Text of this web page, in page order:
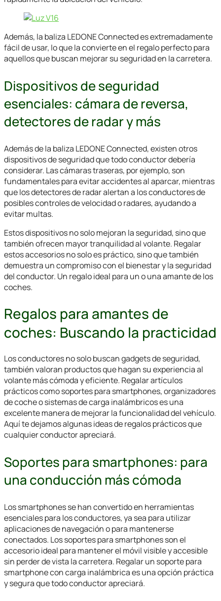
Además, la baliza LEDONE Connected es extremadamente
fácil de usar, lo que la convierte en el regalo perfecto para
aquellos que buscan mejorar su seguridad en la carretera.
Dispositivos de seguridad
esenciales: cámara de reversa,
detectores de radar y más
Además de la baliza LEDONE Connected, existen otros
dispositivos de seguridad que todo conductor debería
considerar. Las cámaras traseras, por ejemplo, son
fundamentales para evitar accidentes al aparcar, mientras
que los detectores de radar alertan a los conductores de
posibles controles de velocidad o radares, ayudando a
evitar multas.
Estos dispositivos no solo mejoran la seguridad, sino que
también ofrecen mayor tranquilidad al volante. Regalar
estos accesorios no solo es práctico, sino que también
demuestra un compromiso con el bienestar y la seguridad
del conductor. Un regalo ideal para un o una amante de los
coches.
Regalos para amantes de
coches: Buscando la practicidad
Los conductores no solo buscan gadgets de seguridad,
también valoran productos que hagan su experiencia al
volante más cómoda y eficiente. Regalar artículos
prácticos como soportes para smartphones, organizadores
de coche o sistemas de carga inalámbricos es una
excelente manera de mejorar la funcionalidad del vehículo.
Aquí te dejamos algunas ideas de regalos prácticos que
cualquier conductor apreciará.
Soportes para smartphones: para
una conducción más cómoda
Los smartphones se han convertido en herramientas
esenciales para los conductores, ya sea para utilizar
aplicaciones de navegación o para mantenerse
conectados. Los soportes para smartphones son el
accesorio ideal para mantener el móvil visible y accesible
sin perder de vista la carretera. Regalar un soporte para
smartphone con carga inalámbrica es una opción práctica
y segura que todo conductor apreciará.